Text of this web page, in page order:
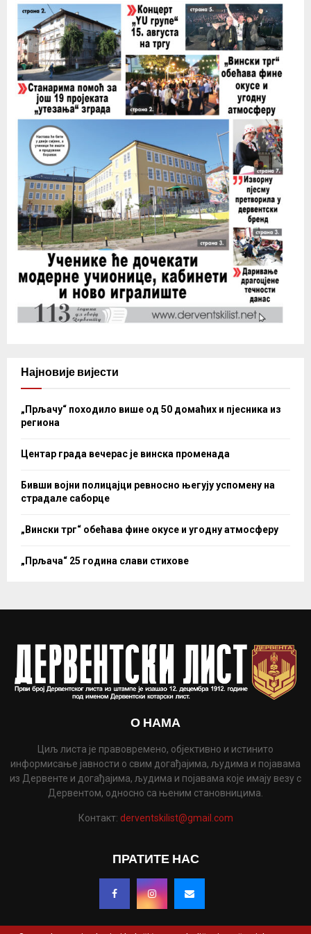
Најновије вијести
„Прљачу“ походило више од 50 домаћих и пјесника из
региона
Центар града вечерас је винска променада
Бивши војни полицајци ревносно његују успомену на
страдале саборце
„Вински трг“ обећава фине окусе и угодну атмосферу
„Прљача“ 25 година слави стихове
О НАМА
Циљ листа је правовремено, објективно и истинито
информисање јавности о свим догађајима, људима и појавама
из Дервенте и догађајима, људима и појавама које имају везу с
Дервентом, односно са њеним становницима.
Контакт: derventskilist@gmail.com
ПРАТИТЕ НАС